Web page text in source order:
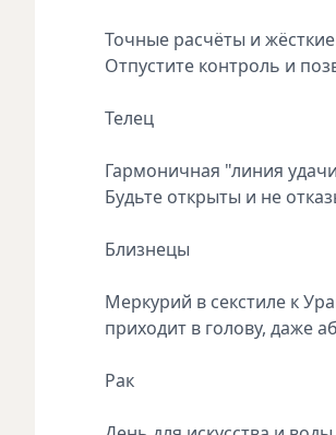
Точные расчёты и
Отпустите контроль и
Телец
Гармоничная "линия
Будьте открыты и не
Близнецы
Меркурий в секстиле к
приходит в голову, даже
Рак